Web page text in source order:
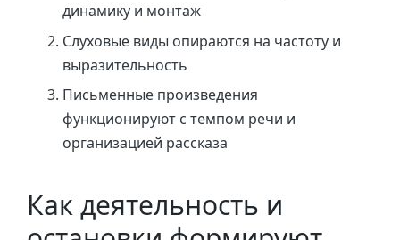
динамику и монтаж
Слуховые виды опираются на частоту и
выразительность
Письменные произведения
функционируют с темпом речи и
организацией рассказа
Как деятельность и